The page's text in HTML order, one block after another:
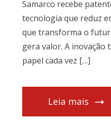
Samarco recebe
tecnologia que reduz
que transforma o
gera valor. A inovação
papel cada vez […]
Leia mais